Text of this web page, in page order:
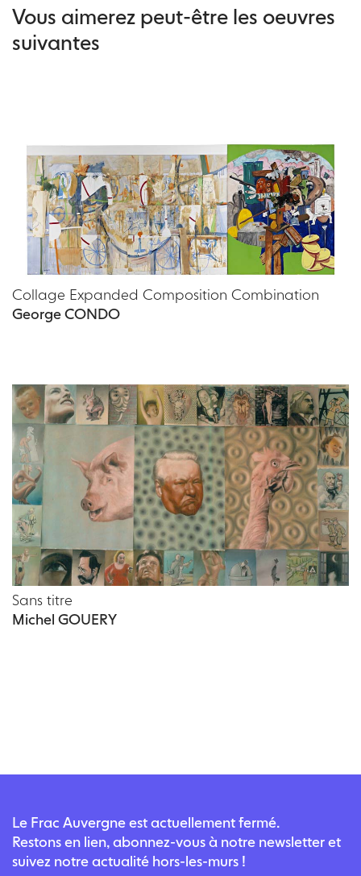
Vous aimerez peut-être les oeuvres
suivantes
Collage Expanded Composition Combination
George CONDO
Sans titre
Michel GOUERY
Le Frac Auvergne est actuellement fermé.
Restons en lien, abonnez-vous à notre newsletter et
suivez notre actualité hors-les-murs !